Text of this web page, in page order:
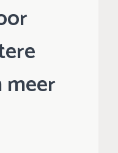
meer